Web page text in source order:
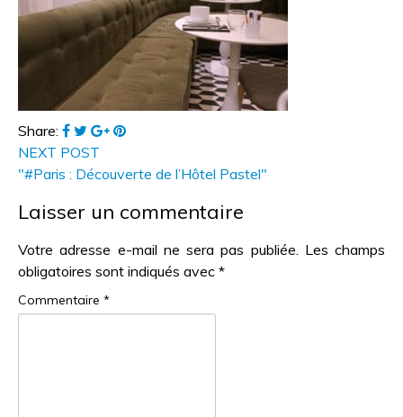
Share:
NEXT POST
"#Paris : Découverte de l’Hôtel Pastel"
Laisser un commentaire
Votre adresse e-mail ne sera pas publiée. Les champs
obligatoires sont indiqués avec *
Commentaire *